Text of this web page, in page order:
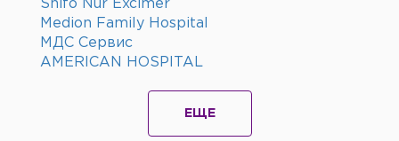
Shifo Nur Excimer
Medion Family Hospital
МДС Сервис
AMERICAN HOSPITAL
ЕЩЕ